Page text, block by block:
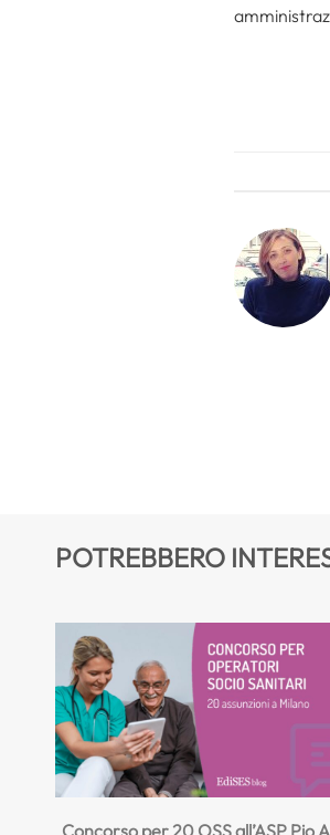
POTREBBERO
Concorso per 20 OSS all’ASP Pio